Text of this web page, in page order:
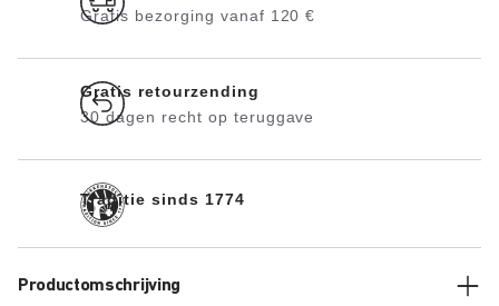
Gratis bezorging vanaf 120 €
Gratis retourzending
30 dagen recht op teruggave
Traditie sinds 1774
Productomschrijving